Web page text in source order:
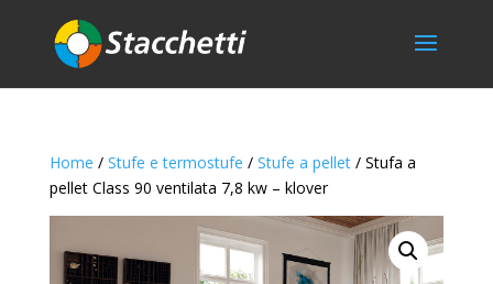
Home / Stufe e termostufe / Stufe a pellet/ Stufa a
pellet Class 90 ventilata 7,8 kw – klover